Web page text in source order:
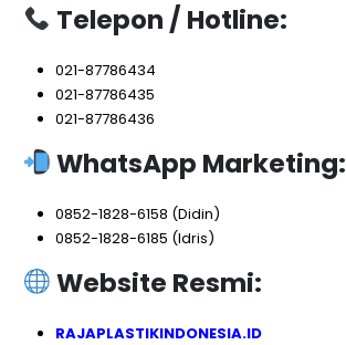
Telepon / Hotline:
021-87786434
021-87786435
021-87786436
WhatsApp Marketing:
0852-1828-6158 (Didin)
0852-1828-6185 (Idris)
Website Resmi:
RAJAPLASTIKINDONESIA.ID